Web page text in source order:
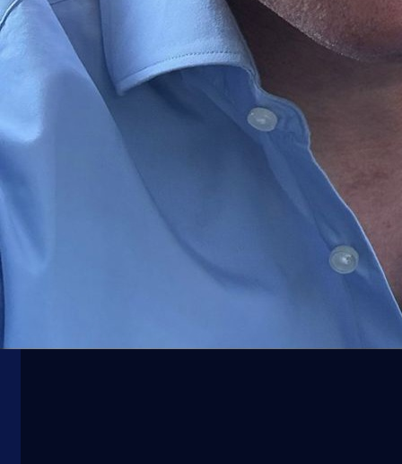
Halilhodžić sam krenuo na maskirane huligane:
sam u ratu, ovo je ništa!